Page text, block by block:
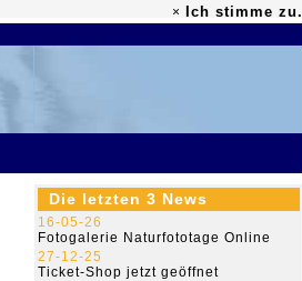
× Ich stimme zu.
Die letzten 3 News
16-05-26
Fotogalerie Naturfototage Online
27-12-25
Ticket-Shop jetzt geöffnet